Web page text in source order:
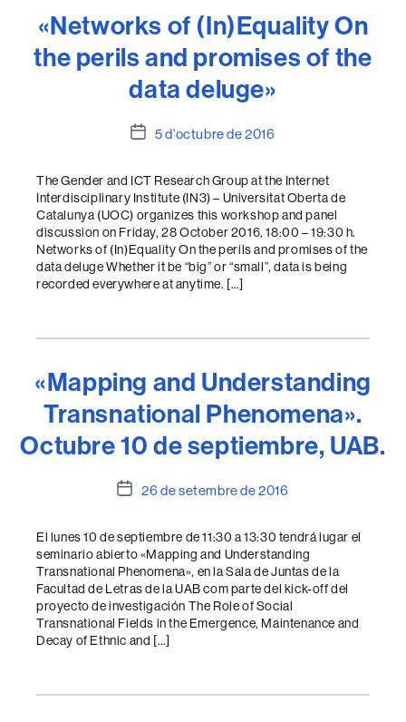
«Networks of (In)Equality On
the perils and promises of the
data deluge»
Data5 d'octubre de 2016
The Gender and ICT Research Group at the Internet
Interdisciplinary Institute (IN3) – Universitat Oberta de
Catalunya (UOC) organizes this workshop and panel
discussion on Friday, 28 October 2016, 18:00 – 19:30 h.
Networks of (In)Equality On the perils and promises of the
data deluge Whether it be “big” or “small”, data is being
recorded everywhere at anytime. […]
«Mapping and Understanding
Transnational Phenomena».
Octubre 10 de septiembre, UAB.
Data
l'entrada
26 de setembre de 2016
El lunes 10 de septiembre de 11:30 a 13:30 tendrá lugar el
seminario abierto «Mapping and Understanding
Transnational Phenomena», en la Sala de Juntas de la
Facultad de Letras de la UAB com parte del kick-off del
proyecto de investigación The Role of Social
Transnational Fields in the Emergence, Maintenance and
Decay of Ethnic and […]